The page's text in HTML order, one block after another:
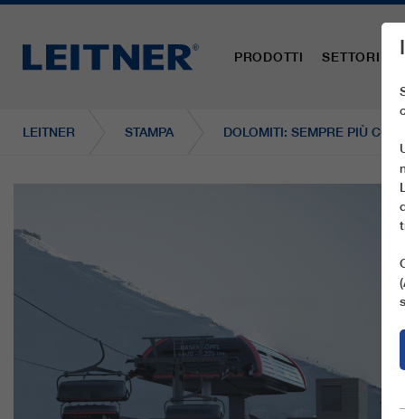
PRODOTTI SETTORI
LEITNER STAMPA DOLOMITI: SEMPRE PIÙ